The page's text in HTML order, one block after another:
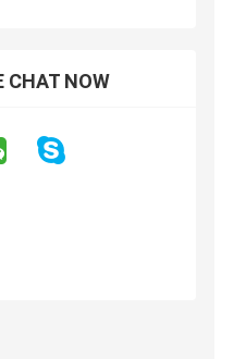
CHAT NOW